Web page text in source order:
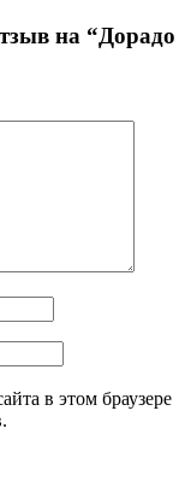
на “Дорадо
в этом браузере